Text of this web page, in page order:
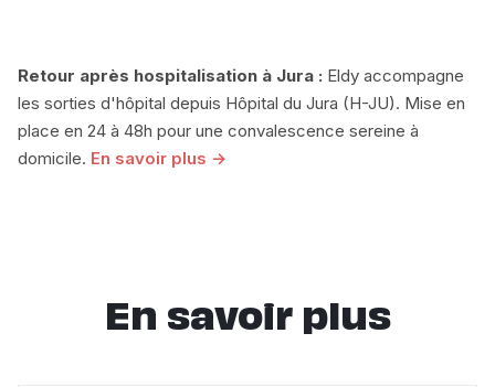
Retour après hospitalisation à Jura : Eldy accompagne
les sorties d'hôpital depuis Hôpital du Jura (H-JU). Mise en
place en 24 à 48h pour une convalescence sereine à
domicile. En savoir plus →
En savoir plus